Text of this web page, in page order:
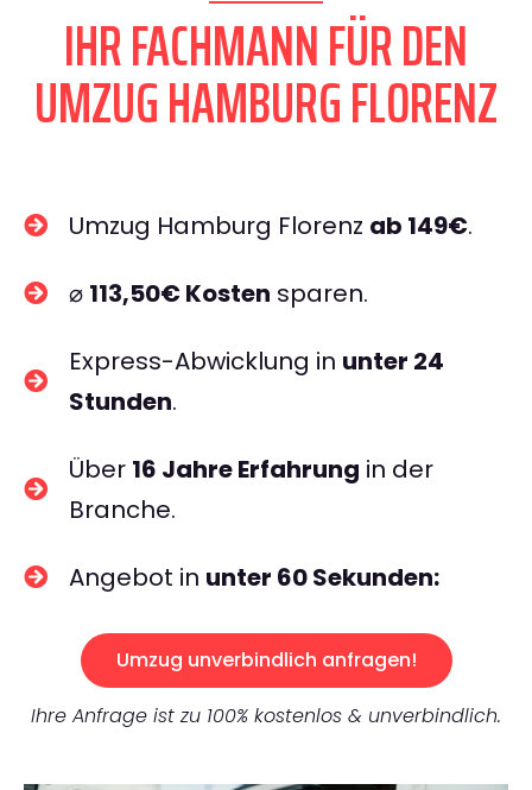
IHR FACHMANN FÜR DEN
UMZUG HAMBURG FLORENZ
Umzug Hamburg Florenz ab 149€.
⌀ 113,50€ Kosten sparen.
Express-Abwicklung in unter 24
Stunden.
Über 16 Jahre Erfahrung in der
Branche.
Angebot in unter 60 Sekunden:
Umzug unverbindlich anfragen!
Ihre Anfrage ist zu 100% kostenlos & unverbindlich.